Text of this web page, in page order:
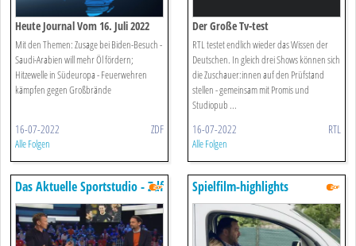
Heute Journal Vom 16. Juli 2022
Mit den Themen: Zusage bei Biden-Besuch -
Saudi-Arabien will mehr Öl fördern;
Hitzewelle in Südeuropa - Feuerwehren
kämpfen gegen Großbrände
16-07-2022 ZDF
Alle Folgen
Der Große Tv-test
RTL testet endlich wieder das Wissen der
Deutschen. In gleich drei Shows können sich
die Zuschauer:innen auf den Prüfstand
stellen - gemeinsam mit Promis und
Studiopub ...
16-07-2022 RTL
Alle Folgen
Das Aktuelle Sportstudio - Zdf Spielfilm-highlights